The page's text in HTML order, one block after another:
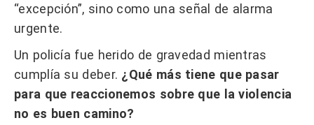
“excepción”, sino como una señal de alarma
urgente.
Un policía fue herido de gravedad mientras
cumplía su deber. ¿Qué más tiene que pasar
para que reaccionemos sobre que la violencia
no es buen camino?